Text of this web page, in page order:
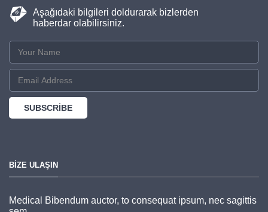
Aşağıdaki bilgileri doldurarak bizlerden
haberdar olabilirsiniz.
BIZE ULAŞIN
Medical Bibendum auctor, to consequat ipsum, nec sagittis